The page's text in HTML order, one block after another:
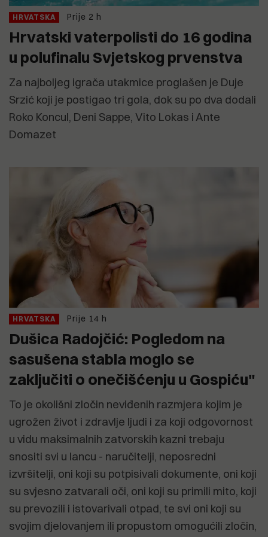
HRVATSKA Prije 2 h
Hrvatski vaterpolisti do 16 godina
u polufinalu Svjetskog prvenstva
Za najboljeg igrača utakmice proglašen je Duje
Srzić koji je postigao tri gola, dok su po dva dodali
Roko Koncul, Deni Sappe, Vito Lokas i Ante
Domazet
HRVATSKA Prije 14 h
Dušica Radojčić: Pogledom na
sasušena stabla moglo se
zaključiti o onečišćenju u Gospiću"
To je okolišni zločin neviđenih razmjera kojim je
ugrožen život i zdravlje ljudi i za koji odgovornost
u vidu maksimalnih zatvorskih kazni trebaju
snositi svi u lancu - naručitelji, neposredni
izvršitelji, oni koji su potpisivali dokumente, oni koji
su svjesno zatvarali oči, oni koji su primili mito, koji
su prevozili i istovarivali otpad, te svi oni koji su
svojim djelovanjem ili propustom omogućili zločin,